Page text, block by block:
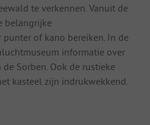
te verkennen. Vanuit de
belangrijke
of kano bereiken. In de
informatie over
Sorben. Ook de rustieke
kasteel zijn indrukwekkend.